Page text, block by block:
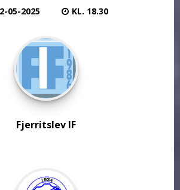
05-2025
KL. 18.30
Fjerritslev IF